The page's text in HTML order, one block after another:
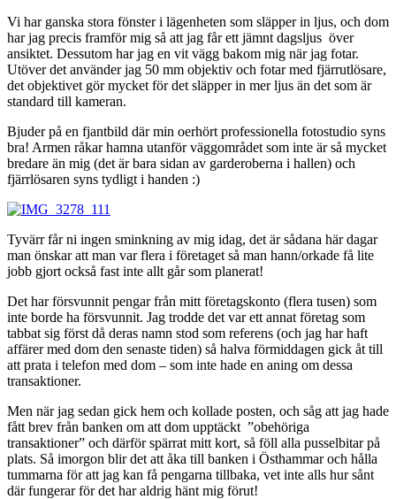
Vi har ganska stora fönster i lägenheten som släpper in ljus, och dom
har jag precis framför mig så att jag får ett jämnt dagsljus över
ansiktet. Dessutom har jag en vit vägg bakom mig när jag fotar.
Utöver det använder jag 50 mm objektiv och fotar med fjärrutlösare,
det objektivet gör mycket för det släpper in mer ljus än det som är
standard till kameran.
Bjuder på en fjantbild där min oerhört professionella fotostudio syns
bra! Armen råkar hamna utanför väggområdet som inte är så mycket
bredare än mig (det är bara sidan av garderoberna i hallen) och
fjärrlösaren syns tydligt i handen :)
Tyvärr får ni ingen sminkning av mig idag, det är sådana här dagar
man önskar att man var flera i företaget så man hann/orkade få lite
jobb gjort också fast inte allt går som planerat!
Det har försvunnit pengar från mitt företagskonto (flera tusen) som
inte borde ha försvunnit. Jag trodde det var ett annat företag som
tabbat sig först då deras namn stod som referens (och jag har haft
affärer med dom den senaste tiden) så halva förmiddagen gick åt till
att prata i telefon med dom – som inte hade en aning om dessa
transaktioner.
Men när jag sedan gick hem och kollade posten, och såg att jag hade
fått brev från banken om att dom upptäckt ”obehöriga
transaktioner” och därför spärrat mitt kort, så föll alla pusselbitar på
plats. Så imorgon blir det att åka till banken i Östhammar och hålla
tummarna för att jag kan få pengarna tillbaka, vet inte alls hur sånt
där fungerar för det har aldrig hänt mig förut!